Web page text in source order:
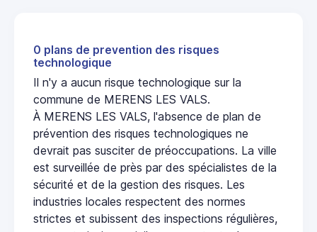
0 plans de prevention des risques
technologique
Il n'y a aucun risque technologique sur la
commune de MERENS LES VALS.
À MERENS LES VALS, l'absence de plan de
prévention des risques technologiques ne
devrait pas susciter de préoccupations. La ville
est surveillée de près par des spécialistes de la
sécurité et de la gestion des risques. Les
industries locales respectent des normes
strictes et subissent des inspections régulières,